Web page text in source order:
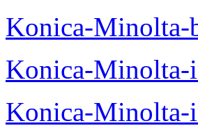
Konica-Minolta-
Konica-Minolta-
Konica-Minolta-